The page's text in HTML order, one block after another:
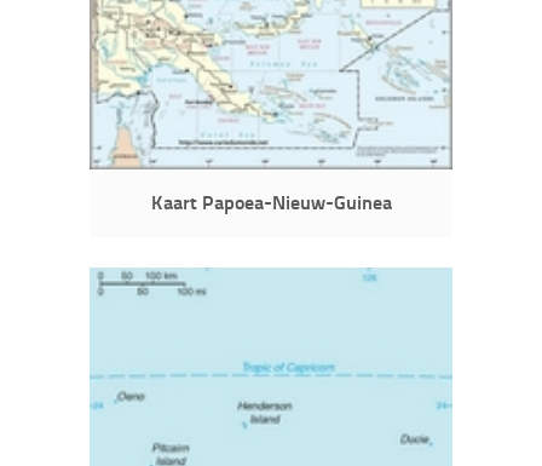
Kaart Papoea-Nieuw-Guinea